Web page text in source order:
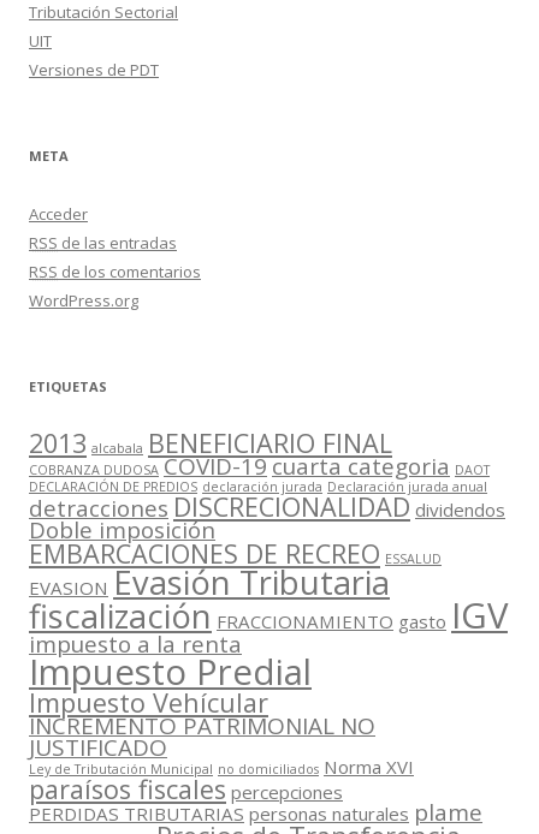
Tributación Sectorial
UIT
Versiones de PDT
META
Acceder
RSS de las entradas
RSS de los comentarios
WordPress.org
ETIQUETAS
2013 alcabala BENEFICIARIO FINAL
COBRANZA DUDOSA COVID-19cuarta categoria DAOT
DECLARACIÓN DE PREDIOS declaración jurada Declaración jurada anual
detracciones DISCRECIONALIDAD dividendos
Doble imposición
EMBARCACIONES DE RECREO ESSALUD
EVASION Evasión Tributaria
fiscalización FRACCIONAMIENTO gasto IGV
impuesto a la renta
Impuesto Predial
Impuesto Vehícular
INCREMENTO PATRIMONIAL NO
JUSTIFICADO
Ley de Tributación Municipal no domiciliados Norma XVI
paraísos fiscales percepciones
PERDIDAS TRIBUTARIAS personas naturales plame